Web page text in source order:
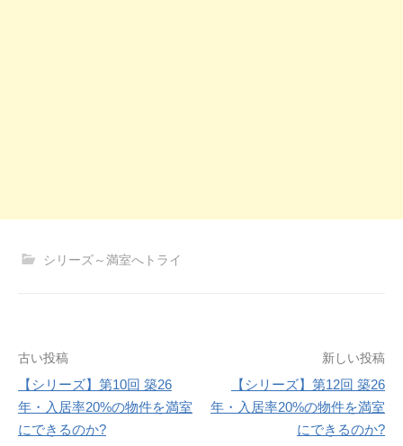
シリーズ～満室へトライ
投
稿
ナ
古い投稿
【シリーズ】第10回 築26
年・入居率20%の物件を満室
にできるのか?
新しい投稿
【シリーズ】第12回 築26
年・入居率20%の物件を満室
にできるのか?